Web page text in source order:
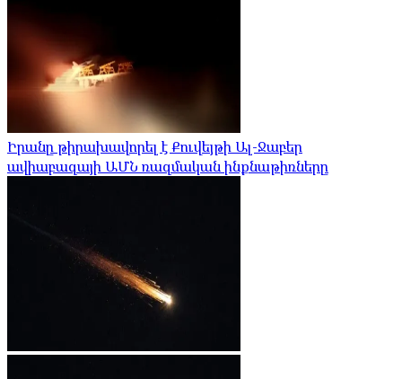
Իրանը թիրախավորել է Քուվեյթի Ալ-Ջաբեր
ավիաբազայի ԱՄՆ ռազմական ինքնաթիռները